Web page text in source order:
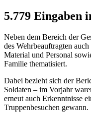
5.779 Eingaben
Neben dem Bereich der
des Wehrbeauftragten
Material und Personal
Familie thematisiert.
Dabei bezieht sich der
Soldaten – im Vorjahr
erneut auch Erkenntnisse
Truppenbesuchen gewann.